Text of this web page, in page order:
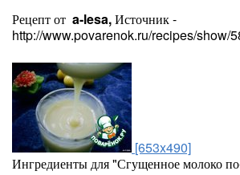
Рецепт от a-lesa,Источник -
http://www.povarenok.ru/recipes/show/
[653x490]
Ингредиенты для "Сгущенное молоко